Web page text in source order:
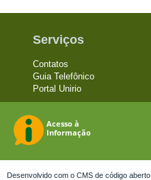
Serviços
Contatos
Guia Telefônico
Portal Unirio
Desenvolvido com o CMS de código aberto